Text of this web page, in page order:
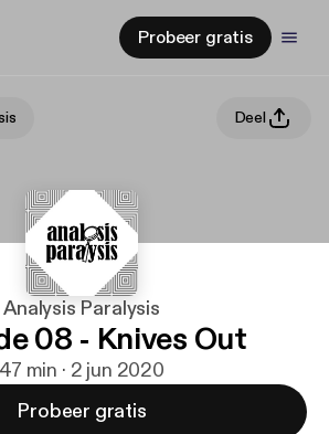
Probeer gratis
Deel
Analysis Paralysis
08 - Knives Out
47 min · 2 jun 2020
Probeer gratis